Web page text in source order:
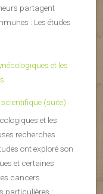
partagent
: Les études
scientifique (suite)
et les
recherches
ont exploré son
et certaines
cancers
particulières :